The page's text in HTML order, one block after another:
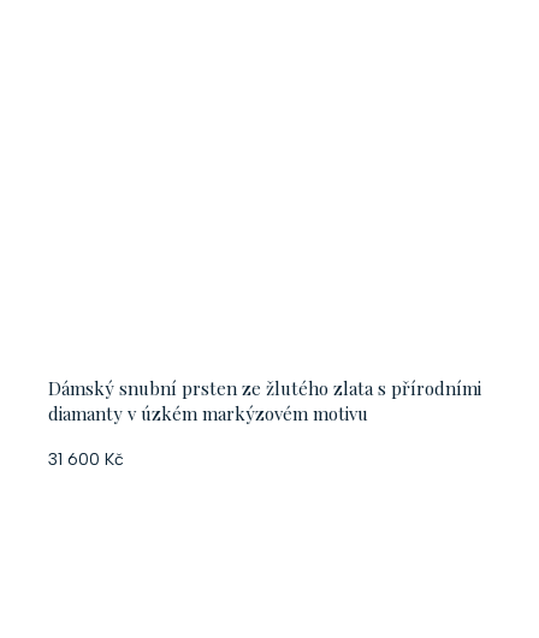
Dámský snubní prsten ze žlutého zlata s přírodními
diamanty v úzkém markýzovém motivu
31 600 Kč